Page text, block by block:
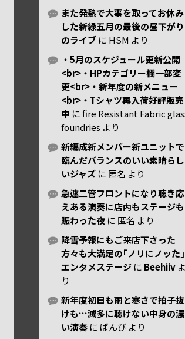
また発熱で大事を取ってお休み
した新緑五月の最後の昼下がり
のライブ に HSM より
・5月のスケジュール更新公開
<br>・HPカテゴリー欄一部変
更<br>・新年度の新メニュー
<br>・Tシャツ再入荷好評販売
中 にfire Resistant Fabric
foundries より
新編成新メンバー新ユニットで
臨んだバランスのいい素晴らし
いジャズ に 匿名 より
急遽二管フロントになり聴き応
えある演奏に店内もステージも
賑わった夜 に 匿名 より
降雪予報にもご来店下さった
方々も大満足の｢ノリにノッた｣
エンタメステージ に Beehiiv よ
り
新年度初日も雨と寒さで拍子抜
けも…滅多に聴けない中身の濃
い演奏 に ばんび より